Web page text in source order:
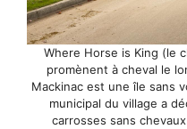
Where Horse is King (le
promènent à cheval le
Mackinac est une île sans
municipal du village a
carrosses sans